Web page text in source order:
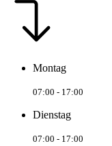
Montag
07:00 - 17:00
Dienstag
07:00 - 17:00